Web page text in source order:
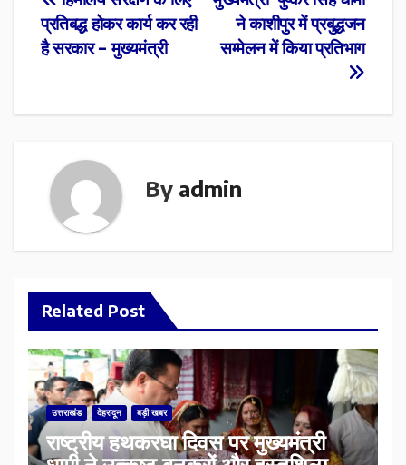
navigation
ने काशीपुर में प्रबुद्धजन
सम्मेलन में किया प्रतिभाग
प्रतिबद्ध होकर कार्य कर रही
है सरकार – मुख्यमंत्री
By admin
Related Post
उत्तराखंड देहरादून बड़ी खबर
राष्ट्रीय हथकरघा दिवस पर मुख्यमंत्री